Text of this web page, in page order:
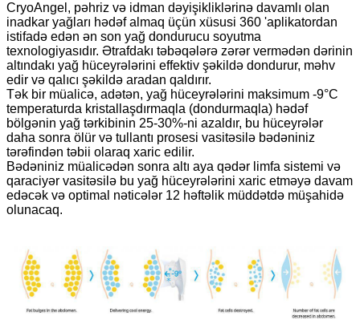
CryoAngel, pəhriz və idman dəyişikliklərinə davamlı olan
inadkar yağları hədəf almaq üçün xüsusi 360 'aplikatordan
istifadə edən ən son yağ dondurucu soyutma
texnologiyasıdır. Ətrafdakı təbəqələrə zərər vermədən dərinin
altındakı yağ hüceyrələrini effektiv şəkildə dondurur, məhv
edir və qalıcı şəkildə aradan qaldırır.
Tək bir müalicə, adətən, yağ hüceyrələrini maksimum -9°C
temperaturda kristallaşdırmaqla (dondurmaqla) hədəf
bölgənin yağ tərkibinin 25-30%-ni azaldır, bu hüceyrələr
daha sonra ölür və tullantı prosesi vasitəsilə bədəniniz
tərəfindən təbii olaraq xaric edilir.
Bədəniniz müalicədən sonra altı aya qədər limfa sistemi və
qaraciyər vasitəsilə bu yağ hüceyrələrini xaric etməyə davam
edəcək və optimal nəticələr 12 həftəlik müddətdə müşahidə
olunacaq.